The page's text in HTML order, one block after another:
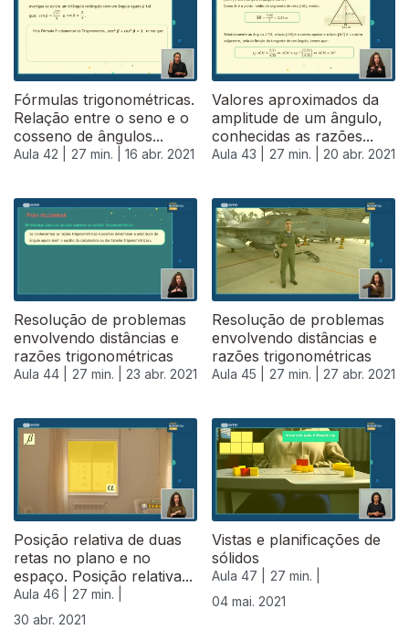
Fórmulas trigonométricas.
Relação entre o seno e o
cosseno de ângulos...
Aula 42 | 27 min. | 16 abr. 2021
Valores aproximados da
amplitude de um ângulo,
conhecidas as razões...
Aula 43 | 27 min. | 20 abr. 2021
Resolução de problemas
envolvendo distâncias e
razões trigonométricas
Aula 44 | 27 min. | 23 abr. 2021
Resolução de problemas
envolvendo distâncias e
razões trigonométricas
Aula 45 | 27 min. | 27 abr. 2021
Posição relativa de duas
retas no plano e no
espaço. Posição relativa...
Aula 46 |
27 min. |
30 abr. 2021
Vistas e planificações de
sólidos
Aula 47 |
27 min. |
04 mai. 2021
541409